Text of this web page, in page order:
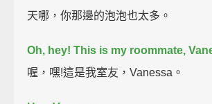
天哪，你那邊的泡泡也太多。
Oh, hey! This is my roommate,
喔，嘿!這是我室友，Vanessa。